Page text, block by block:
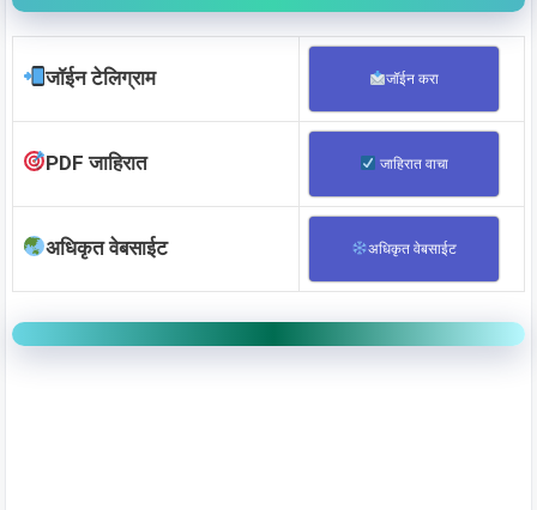
जॉईन टेलिग्राम जॉईन करा
PDF जाहिरात जाहिरात वाचा
अधिकृत वेबसाईट अधिकृत वेबसाईट